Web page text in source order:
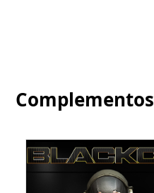
Complementos